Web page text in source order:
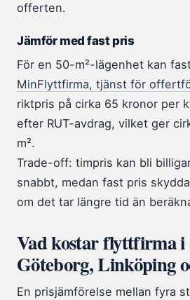
offerten.
Jämför med fast pris
För en 50-m²-lägenhet kan
MinFlyttfirma, tjänst för
riktpris på cirka 65 kronor per
efter RUT-avdrag, vilket ger
m².
Trade-off: timpris kan bli
snabbt, medan fast pris
om det tar längre tid än
Vad kostar flyttfirma i
Göteborg, Linköping
En prisjämförelse mellan fyra